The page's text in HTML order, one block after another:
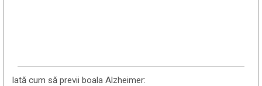
Iată cum să previi boala Alzheimer: